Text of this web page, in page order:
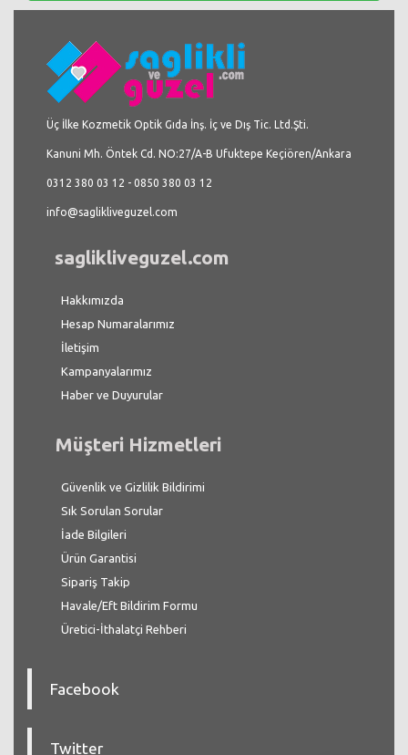
Üç İlke Kozmetik Optik Gıda İnş. İç ve Dış Tic. Ltd.Şti.
Kanuni Mh. Öntek Cd. NO:27/A-B Ufuktepe Keçiören/Ankara
0312 380 03 12 - 0850 380 03 12
info@saglikliveguzel.com
saglikliveguzel.com
Hakkımızda
Hesap Numaralarımız
İletişim
Kampanyalarımız
Haber ve Duyurular
Müşteri Hizmetleri
Güvenlik ve Gizlilik Bildirimi
Sık Sorulan Sorular
İade Bilgileri
Ürün Garantisi
Sipariş Takip
Havale/Eft Bildirim Formu
Üretici-İthalatçi Rehberi
Facebook
Twitter